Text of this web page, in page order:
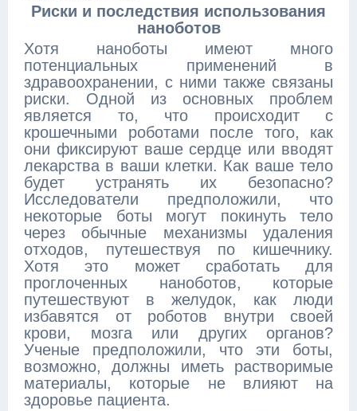
Риски и последствия использования
наноботов
Хотя наноботы имеют много
потенциальных применений в
здравоохранении, с ними также связаны
риски. Одной из основных проблем
является то, что происходит с
крошечными роботами после того, как
они фиксируют ваше сердце или вводят
лекарства в ваши клетки. Как ваше тело
будет устранять их безопасно?
Исследователи предположили, что
некоторые боты могут покинуть тело
через обычные механизмы удаления
отходов, путешествуя по кишечнику.
Хотя это может сработать для
проглоченных наноботов, которые
путешествуют в желудок, как люди
избавятся от роботов внутри своей
крови, мозга или других органов?
Ученые предположили, что эти боты,
возможно, должны иметь растворимые
материалы, которые не влияют на
здоровье пациента.